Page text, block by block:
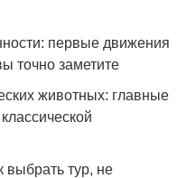
первые движения
точно заметите
животных: главные
выбрать тур, не